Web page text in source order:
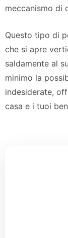
meccanismo di
Questo tipo di
che si apre
saldamente al
minimo la
indesiderate,
casa e i tuoi